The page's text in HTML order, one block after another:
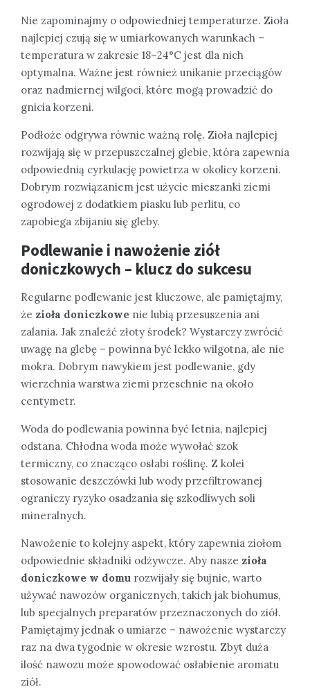
Nie zapominajmy o odpowiedniej temperaturze. Zioła
najlepiej czują się w umiarkowanych warunkach –
temperatura w zakresie 18–24°C jest dla nich
optymalna. Ważne jest również unikanie przeciągów
oraz nadmiernej wilgoci, które mogą prowadzić do
gnicia korzeni.
Podłoże odgrywa równie ważną rolę. Zioła najlepiej
rozwijają się w przepuszczalnej glebie, która zapewnia
odpowiednią cyrkulację powietrza w okolicy korzeni.
Dobrym rozwiązaniem jest użycie mieszanki ziemi
ogrodowej z dodatkiem piasku lub perlitu, co
zapobiega zbijaniu się gleby.
Podlewanie i nawożenie ziół
doniczkowych – klucz do sukcesu
Regularne podlewanie jest kluczowe, ale pamiętajmy,
że zioła doniczkowe nie lubią przesuszenia ani
zalania. Jak znaleźć złoty środek? Wystarczy zwrócić
uwagę na glebę – powinna być lekko wilgotna, ale nie
mokra. Dobrym nawykiem jest podlewanie, gdy
wierzchnia warstwa ziemi przeschnie na około
centymetr.
Woda do podlewania powinna być letnia, najlepiej
odstana. Chłodna woda może wywołać szok
termiczny, co znacząco osłabi roślinę. Z kolei
stosowanie deszczówki lub wody przefiltrowanej
ograniczy ryzyko osadzania się szkodliwych soli
mineralnych.
Nawożenie to kolejny aspekt, który zapewnia ziołom
odpowiednie składniki odżywcze. Aby nasze zioła
doniczkowe w domu rozwijały się bujnie, warto
używać nawozów organicznych, takich jak biohumus,
lub specjalnych preparatów przeznaczonych do ziół.
Pamiętajmy jednak o umiarze – nawożenie wystarczy
raz na dwa tygodnie w okresie wzrostu. Zbyt duża
ilość nawozu może spowodować osłabienie aromatu
ziół.